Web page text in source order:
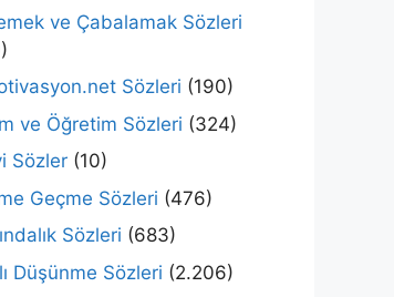
ve Çabalamak Sözleri
Sözleri (190)
ve Öğretim Sözleri (324)
Sözler (10)
Geçme Sözleri (476)
Sözleri (683)
Düşünme Sözleri (2.206)